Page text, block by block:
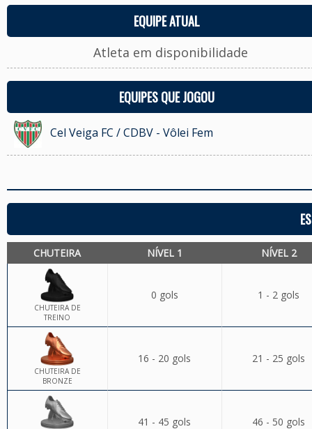
EQUIPE ATUAL
Atleta em disponibilidade
EQUIPES QUE JOGOU
Cel Veiga FC / CDBV - Vôlei Fem
CHUTEIRA NÍVEL 1 NÍVEL 2
CHUTEIRA DE
TREINO
0 gols 1 - 2 gols
CHUTEIRA DE
BRONZE
16 - 20 gols 21 - 25 gols
41 - 45 gols 46 - 50 gols